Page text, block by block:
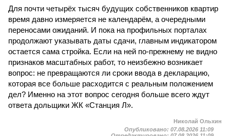
Для почти четырёх тысяч будущих собственников квартир
время давно измеряется не календарём, а очередными
переносами ожиданий. И пока на профильных порталах
продолжают указывать даты сдачи, главным индикатором
остается сама стройка. Если на ней по-прежнему не видно
признаков масштабных работ, то неизбежно возникает
вопрос: не превращаются ли сроки ввода в декларацию,
которая все больше расходится с реальным положением
дел? Именно на этот вопрос сегодня больше всего ждут
ответа дольщики ЖК «Станция Л».
Николай Ольхин
Опубликовано: 07.08.2026 11:09